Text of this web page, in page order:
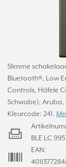
Slimme
Bluetooth®, Low
Controls, Häfele
Schwabe), Aruba,
Kleurcode: 241.
BLE LC 995
EAN: